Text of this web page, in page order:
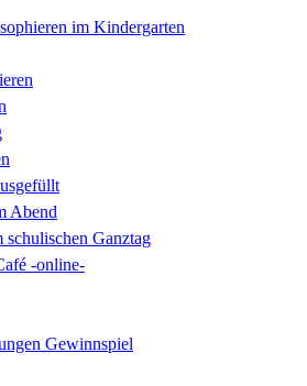
im Kindergarten
Abend
schulischen Ganztag
-online-
Gewinnspiel